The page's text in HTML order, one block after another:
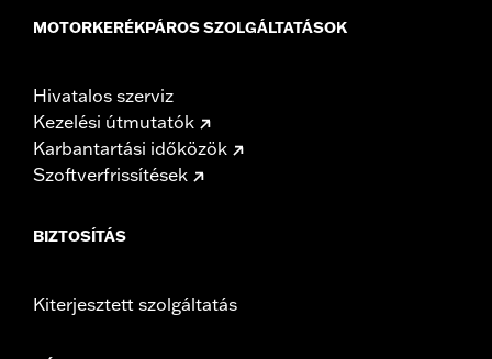
MOTORKERÉKPÁROS SZOLGÁLTATÁSOK
Hivatalos szerviz
Kezelési útmutatók
Karbantartási időközök
Szoftverfrissítések
BIZTOSÍTÁS
Kiterjesztett szolgáltatás